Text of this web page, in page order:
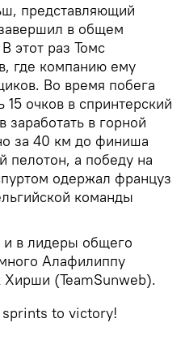
представляющий
в общем
этот раз Томс
где компанию ему
Во время побега
15 очков в спринтерский
в горной
за 40 км до финиша
пелотон, а победу на
одержал француз
команды
в лидеры общего
Алафилиппу
(TeamSunweb).
sprints to victory!